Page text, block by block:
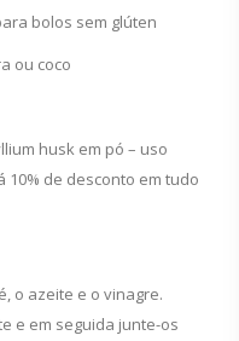
bolos sem glúten
ou coco
husk em pó – uso
10% de desconto em tudo
o azeite e o vinagre.
e em seguida junte-os